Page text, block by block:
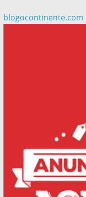
blogocontinente.com